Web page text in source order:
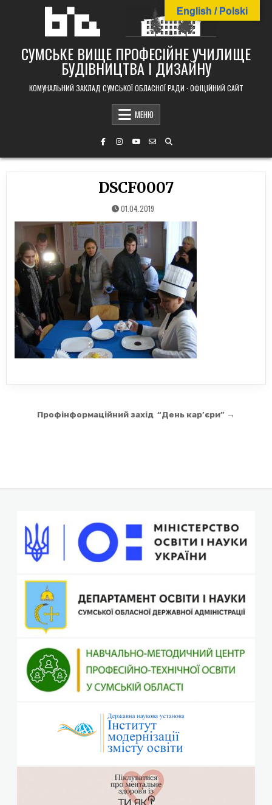
СУМСЬКЕ ВИЩЕ ПРОФЕСІЙНЕ УЧИЛИЩЕ
БУДІВНИЦТВА І ДИЗАЙНУ
КОМУНАЛЬНИЙ ЗАКЛАД СУМСЬКОЇ ОБЛАСНОЇ РАДИ · ОФІЦІЙНИЙ САЙТ
МЕНЮ
DSCF0007
01.04.2019
Навігація
Профінформаційний захід “День кар’єри” →
English / Polski